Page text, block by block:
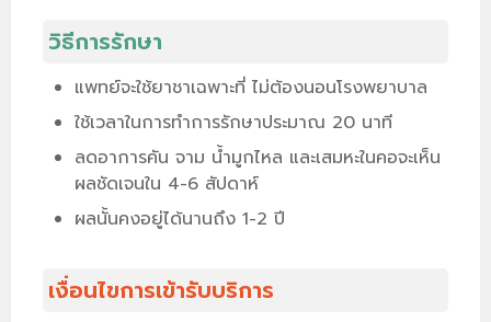
วิธีการรักษา
แพทย์จะใช้ยาชาเฉพาะที่ ไม่ต้องนอนโรงพยาบาล
ใช้เวลาในการทำการรักษาประมาณ 20 นาที
ลดอาการคัน จาม น้ำมูกไหล และเสมหะในคอจะเห็น
ผลชัดเจนใน 4-6 สัปดาห์
ผลนั้นคงอยู่ได้นานถึง 1-2 ปี
เงื่อนไขการเข้ารับบริการ